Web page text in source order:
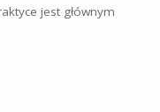
jest głównym